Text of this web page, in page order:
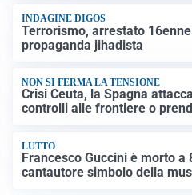
INDAGINE DIGOS
Terrorismo, arrestato
propaganda jihadista
NON SI FERMA LA TENSIONE
Crisi Ceuta, la Spagna
controlli alle frontiere o
LUTTO
Francesco Guccini è morto a
cantautore simbolo della